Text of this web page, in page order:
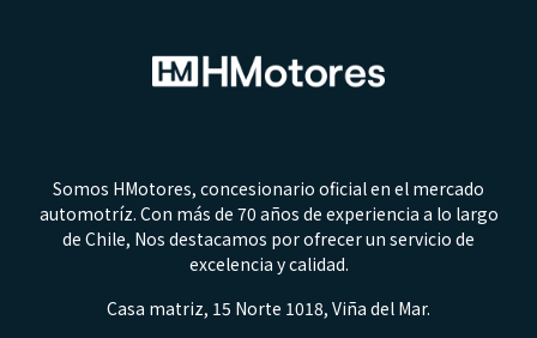
Somos HMotores, concesionario oficial en el mercado
automotríz. Con más de 70 años de experiencia a lo largo
de Chile, Nos destacamos por ofrecer un servicio de
excelencia y calidad.
Casa matriz, 15 Norte 1018, Viña del Mar.